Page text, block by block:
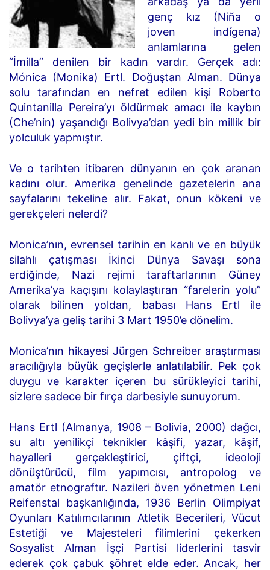
genç kız (Niña o
joven indígena)
anlamlarına gelen
“İmilla” denilen bir kadın vardır. Gerçek adı:
Mónica (Monika) Ertl. Doğuştan Alman. Dünya
solu tarafından en nefret edilen kişi Roberto
Quintanilla Pereira’yı öldürmek amacı ile kaybın
(Che’nin) yaşandığı Bolivya’dan yedi bin millik bir
yolculuk yapmıştır.
Ve o tarihten itibaren dünyanın en çok aranan
kadını olur. Amerika genelinde gazetelerin ana
sayfalarını tekeline alır. Fakat, onun kökeni ve
gerekçeleri nelerdi?
Monica’nın, evrensel tarihin en kanlı ve en büyük
silahlı çatışması İkinci Dünya Savaşı sona
erdiğinde, Nazi rejimi taraftarlarının Güney
Amerika’ya kaçışını kolaylaştıran “farelerin yolu”
olarak bilinen yoldan, babası Hans Ertl ile
Bolivya’ya geliş tarihi 3 Mart 1950’e dönelim.
Monica’nın hikayesi Jürgen Schreiber araştırması
aracılığıyla büyük geçişlerle anlatılabilir. Pek çok
duygu ve karakter içeren bu sürükleyici tarihi,
sizlere sadece bir fırça darbesiyle sunuyorum.
Hans Ertl (Almanya, 1908 – Bolivia, 2000) dağcı,
su altı yenilikçi teknikler kâşifi, yazar, kâşif,
hayalleri gerçekleştirici, çiftçi, ideoloji
dönüştürücü, film yapımcısı, antropolog ve
amatör etnograftır. Nazileri öven yönetmen Leni
Reifenstal başkanlığında, 1936 Berlin Olimpiyat
Oyunları Katılımcılarının Atletik Becerileri, Vücut
Estetiği ve Majesteleri filimlerini çekerken
Sosyalist Alman İşçi Partisi liderlerini tasvir
ederek çok çabuk şöhret elde eder. Ancak, her